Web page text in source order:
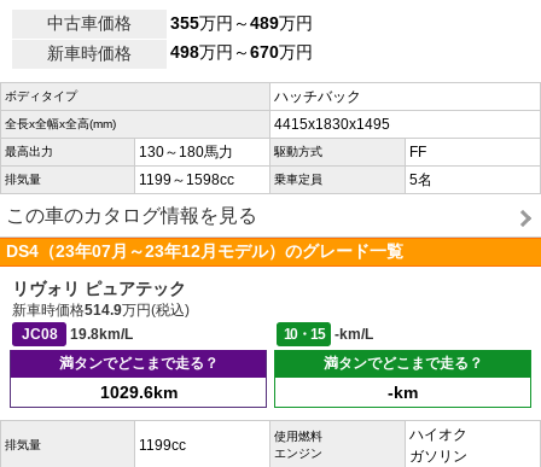
中古車価格 355万円～489万円
新車時価格
498万円～670万円
ボディタイプ ハッチバック
全長x全幅x全高(mm) 4415x1830x1495
最高出力 130～180馬力 駆動方式 FF
排気量 1199～1598cc 乗車定員 5名
この車のカタログ情報を見る
DS4（23年07月～23年12月モデル）のグレード一覧
リヴォリ ピュアテック
新車時価格514.9万円(税込)
JC08
19.8km/L 10・15
-km/L
満タンでどこまで走る？
1029.6km
満タンでどこまで走る？
-km
排気量 1199cc
使用燃料
エンジン
ハイオク
ガソリン